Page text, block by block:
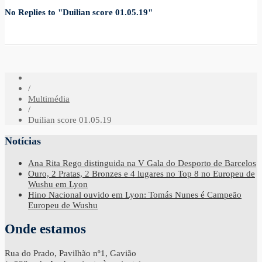
No Replies to "Duilian score 01.05.19"
/
Multimédia
/
Duilian score 01.05.19
Notícias
Ana Rita Rego distinguida na V Gala do Desporto de Barcelos
Ouro, 2 Pratas, 2 Bronzes e 4 lugares no Top 8 no Europeu de
Wushu em Lyon
Hino Nacional ouvido em Lyon: Tomás Nunes é Campeão
Europeu de Wushu
Onde estamos
Rua do Prado, Pavilhão nº1, Gavião